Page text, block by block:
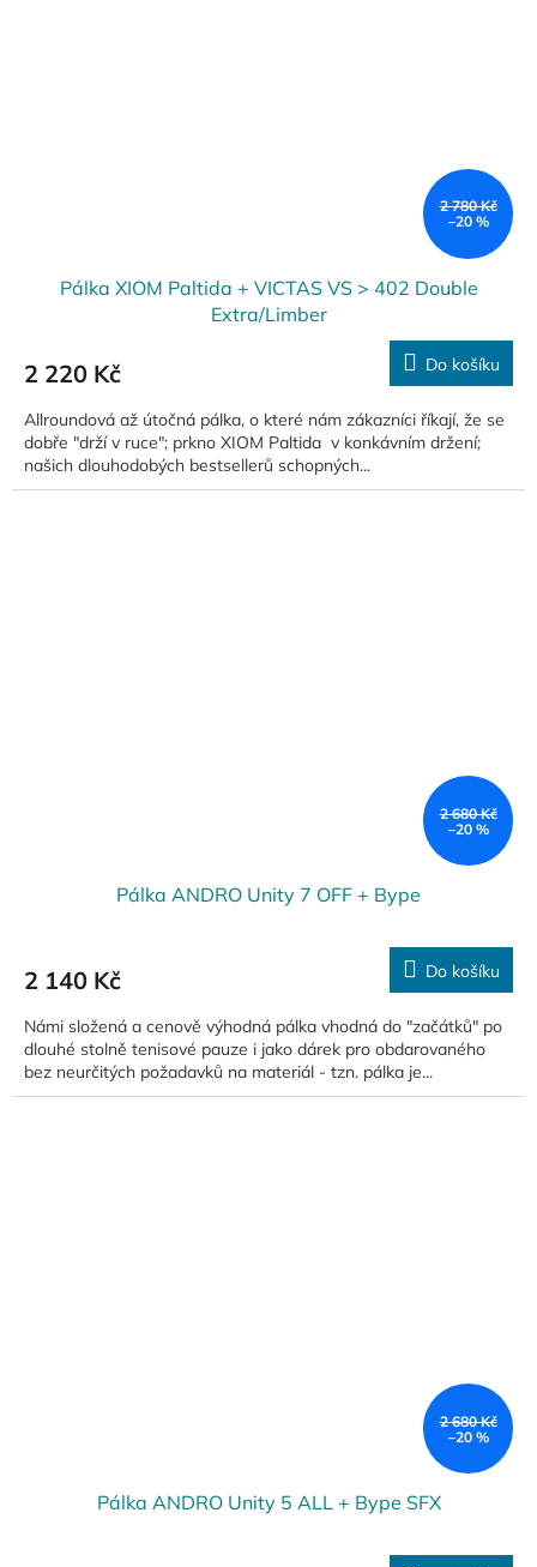
2 780 Kč
–20 %
Pálka XIOM Paltida + VICTAS VS > 402 Double
Extra/Limber
2 220 Kč Do košíku
Allroundová až útočná pálka, o které nám zákazníci říkají, že se
dobře "drží v ruce"; prkno XIOM Paltida v konkávním držení;
našich dlouhodobých bestsellerů schopných...
2 680 Kč
–20 %
Pálka ANDRO Unity 7 OFF + Bype
2 140 Kč Do košíku
Námi složená a cenově výhodná pálka vhodná do "začátků" po
dlouhé stolně tenisové pauze i jako dárek pro obdarovaného
bez neurčitých požadavků na materiál - tzn. pálka je...
2 680 Kč
–20 %
Pálka ANDRO Unity 5 ALL + Bype SFX